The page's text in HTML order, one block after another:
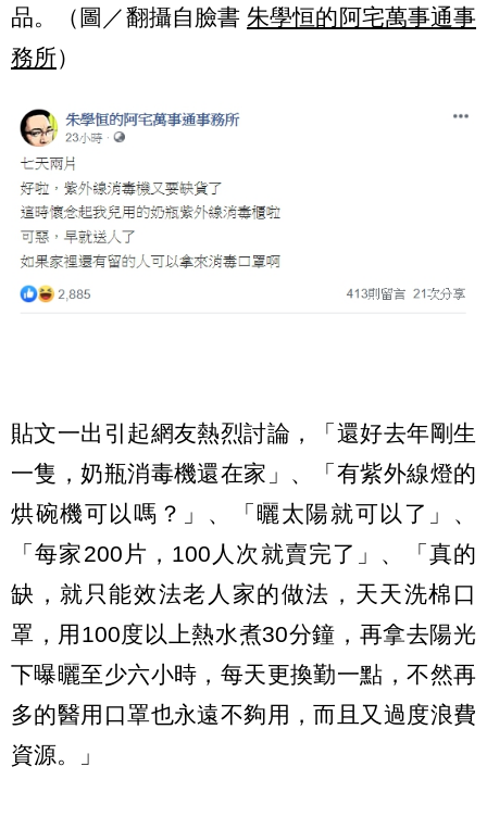
品。（圖／翻攝自臉書 朱學恒的阿宅萬事通事
務所）
貼文一出引起網友熱烈討論，「還好去年剛生
一隻，奶瓶消毒機還在家」、「有紫外線燈的
烘碗機可以嗎？」、「曬太陽就可以了」、
「每家200片，100人次就賣完了」、「真的
缺，就只能效法老人家的做法，天天洗棉口
罩，用100度以上熱水煮30分鐘，再拿去陽光
下曝曬至少六小時，每天更換勤一點，不然再
多的醫用口罩也永遠不夠用，而且又過度浪費
資源。」